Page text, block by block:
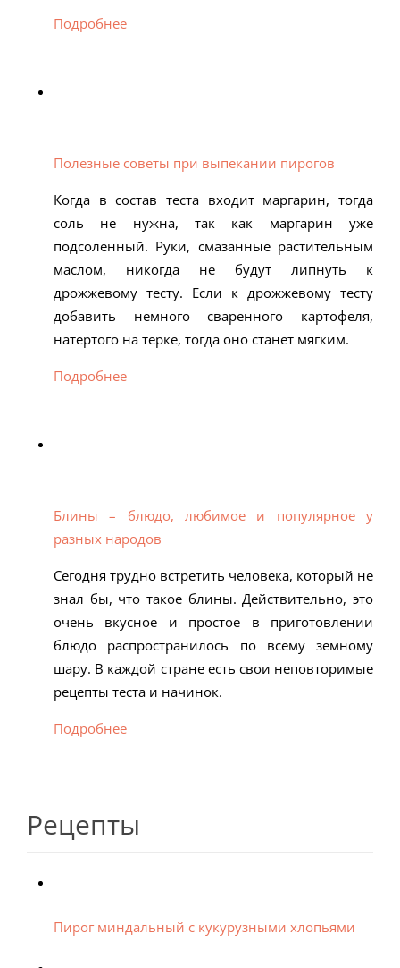
Подробнее
Полезные советы при выпекании пирогов
Когда в состав теста входит маргарин, тогда
соль не нужна, так как маргарин уже
подсоленный. Руки, смазанные растительным
маслом, никогда не будут липнуть к
дрожжевому тесту. Если к дрожжевому тесту
добавить немного сваренного картофеля,
натертого на терке, тогда оно станет мягким.
Подробнее
Блины – блюдо, любимое и популярное у
разных народов
Сегодня трудно встретить человека, который не
знал бы, что такое блины. Действительно, это
очень вкусное и простое в приготовлении
блюдо распространилось по всему земному
шару. В каждой стране есть свои неповторимые
рецепты теста и начинок.
Подробнее
Рецепты
Пирог миндальный с кукурузными хлопьями